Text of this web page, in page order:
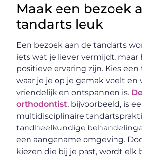
Maak een bezoek
tandarts leuk
Een bezoek aan de tandarts
iets wat je liever vermijdt, maar
positieve ervaring zijn. Kies
waar je je op je gemak voelt en
vriendelijk en ontspannen is.
orthodontist, bijvoorbeeld, is
multidisciplinaire
tandheelkundige
een aangename omgeving.
kiezen die bij je past, wordt elk